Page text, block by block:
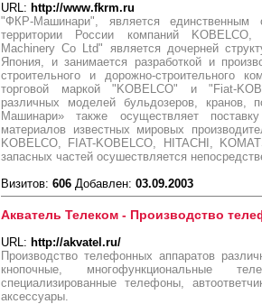
URL: http://www.fkrm.ru
"ФКР-Машинари", является единственным
территории России компаний
Machinery Co Ltd" является дочерней
Япония, и занимается разработкой и
строительного и дорожно-строительного
торговой маркой "KOBELCO" и "Fiat-
различных моделей бульдозеров, кранов,
Машинари» также осуществляет
материалов известных мировых
KOBELCO, FIAT-KOBELCO, HITACHI,
запасных частей осушествляется
Визитов: 606 Добавлен: 03.09.2003
Акватель Телеком - Производство
URL: http://akvatel.ru/
Производство телефонных аппаратов
кнопочные,
специализированные телефоны,
аксессуары.